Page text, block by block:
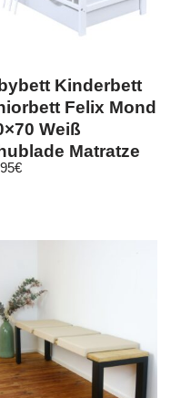
Kinderbett
Felix Mond
Weiß
Matratze
€